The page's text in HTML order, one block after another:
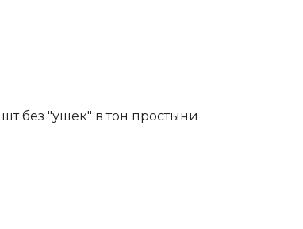
без "ушек" в тон простыни